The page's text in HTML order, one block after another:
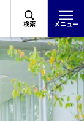
検索 メニュー